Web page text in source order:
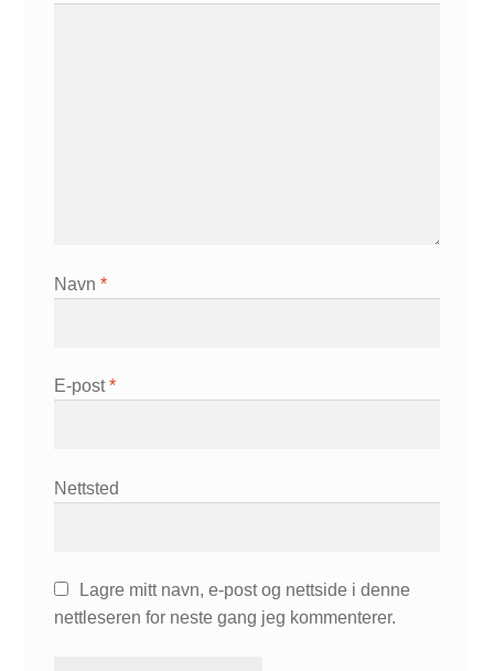
Navn *
E-post*
Nettsted
Lagre mitt navn, e-post og nettside i denne
nettleseren for neste gang jeg kommenterer.